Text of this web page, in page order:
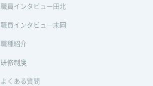
職員インタビュー田北
職員インタビュー末岡
職種紹介
研修制度
よくある質問